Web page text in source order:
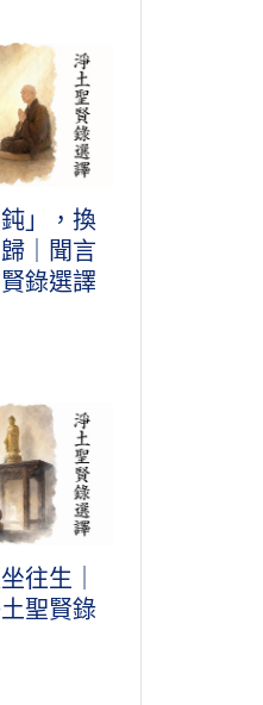
」，換
｜聞言
錄選譯
往生｜
聖賢錄